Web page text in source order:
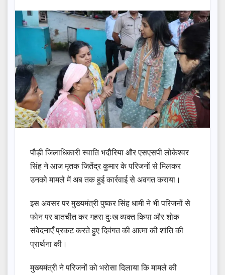
पौड़ी जिलाधिकारी स्वाति भदौरिया और एसएसपी लोकेश्वर
सिंह ने आज मृतक जितेंद्र कुमार के परिजनों से मिलकर
उनको मामले में अब तक हुई कार्रवाई से अवगत कराया।
इस अवसर पर मुख्यमंत्री पुष्कर सिंह धामी ने भी परिजनों से
फोन पर बातचीत कर गहरा दुःख व्यक्त किया और शोक
संवेदनाएँ प्रकट करते हुए दिवंगत की आत्मा की शांति की
प्रार्थना की।
मुख्यमंत्री ने परिजनों को भरोसा दिलाया कि मामले की